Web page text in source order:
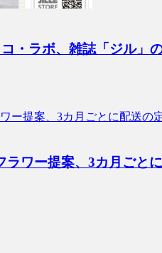
・ラボ、雑誌「ジル」
ラワー提案、3カ月ごと